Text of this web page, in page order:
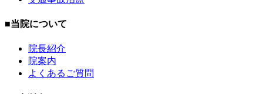
■当院について
院長紹介
院案内
よくあるご質問